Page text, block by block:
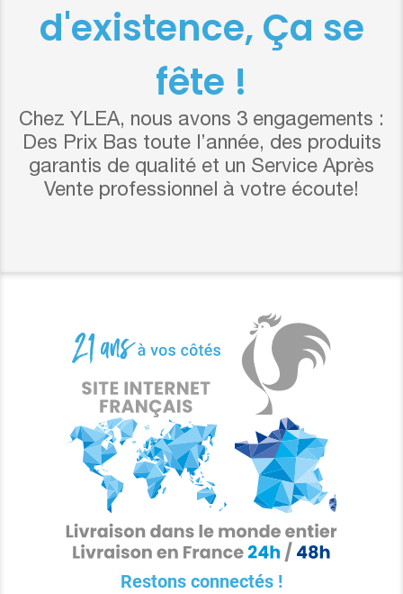
d'existence, Ça se
fête !
Chez YLEA, nous avons 3 engagements :
Des Prix Bas toute l’année, des produits
garantis de qualité et un Service Après
Vente professionnel à votre écoute!
Restons connectés !